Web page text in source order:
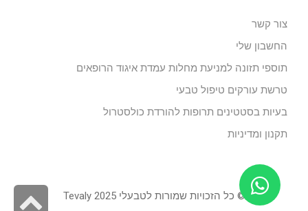
צור קשר
החשבון שלי
תוספי תזונה למניעת מחלות עמדת איגוד הרופאים
טרשת עורקים טיפול טבעי
בעיות בסטטינים תרופות להורדת כולסטרול
תקנון ומדיניות
© כל הזכויות שמורות לטבעלי 2025 Tevaly